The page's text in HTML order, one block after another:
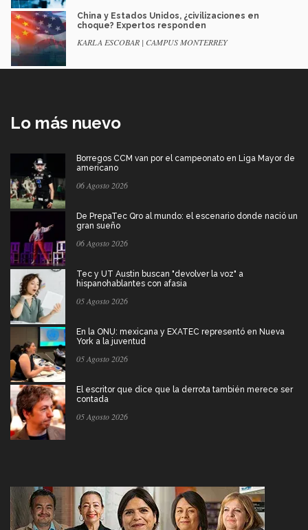
China y Estados Unidos, ¿civilizaciones en
choque? Expertos responden
KARLA ESCOBAR | CAMPUS MONTERREY
Lo más nuevo
Borregos CCM van por el campeonato en Liga Mayor de
americano
06 Agosto 2026
De PrepaTec Qro al mundo: el escenario donde nació un
gran sueño
06 Agosto 2026
Tec y UT Austin buscan "devolver la voz" a
hispanohablantes con afasia
05 Agosto 2026
En la ONU: mexicana y EXATEC representó en Nueva
York a la juventud
05 Agosto 2026
El escritor que dice que la derrota también merece ser
contada
05 Agosto 2026